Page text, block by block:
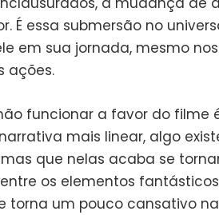
É essa submersão no
em sua jornada, mesmo
ações.
funcionar a favor do filme
mais linear, algo
que nelas acaba se
os elementos
torna um pouco cansativo